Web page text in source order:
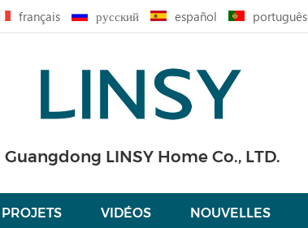
français русский español português
Guangdong LINSY Home Co., LTD.
PROJETS VIDÉOS NOUVELLES